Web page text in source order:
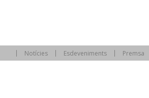
Notícies Esdeveniments Premsa